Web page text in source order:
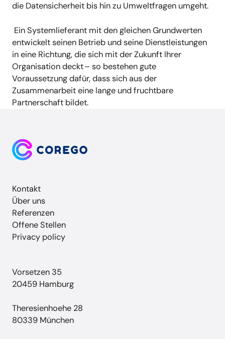
die Datensicherheit bis hin zu Umweltfragen umgeht.
Ein Systemlieferant mit den gleichen Grundwerten
entwickelt seinen Betrieb und seine Dienstleistungen
in eine Richtung, die sich mit der Zukunft Ihrer
Organisation deckt – so bestehen gute
Voraussetzung dafür, dass sich aus der
Zusammenarbeit eine lange und fruchtbare
Partnerschaft bildet.
Kontakt
Über uns
Referenzen
Offene Stellen
Privacy policy
Vorsetzen 35
20459 Hamburg
Theresienhoehe 28
80339 München